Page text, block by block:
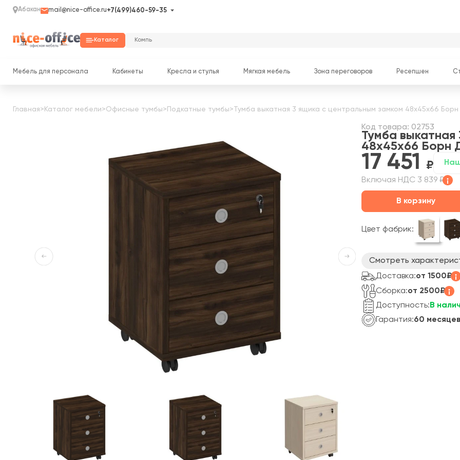
Абакан mail@nice-office.ru+7(499)460-59-35
Каталог
Мебель для персонала Кабинеты Кресла и стулья Мягкая мебель Зона переговоров Ресепшен
Главная> Каталог мебели>Офисные тумбы> Подкатные тумбы>Тумба выкатная 3 ящика с центральным замком 48x45x66 Борн
Код товара: 02753
Тумба
48x45x66 Борн
17 451
Включая НДС 3 839 ₽
В корзину
Цвет фабрик:
Смотреть
Доставка:от 1500₽
Сборка:от 2500₽
Доступность: В
Гарантия:60 месяцев